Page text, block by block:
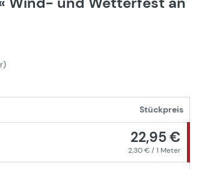
Stückpreis
22,95 €
2,30 € / 1 Meter